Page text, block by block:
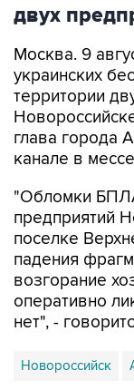
Москва. 9
территории
глава города
канале в
"Обломки
поселке
падения
возгорание
оперативно
нет", -
Новороссийск